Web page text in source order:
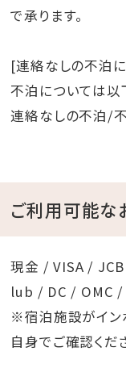
で承ります。
[連絡なしの不泊
不泊については以
連絡なしの不泊/
ご利用可能な
現金 / VISA /
lub / DC / OMC
※宿泊施設がイン
自身でご確認くだ